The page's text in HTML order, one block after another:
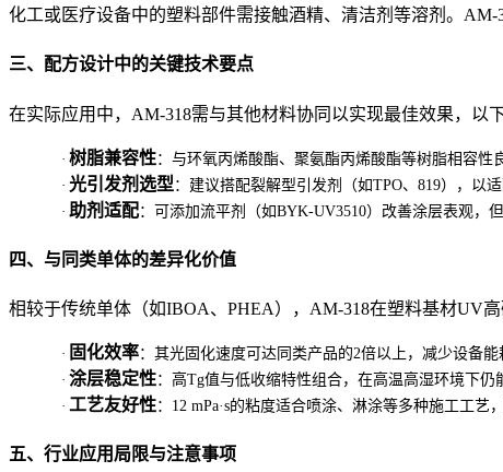
化工或医疗设备中的塑料部件需接触酒精、清洁剂等溶剂。
三、配方设计中的关键技术要点
在实际应用中，AM-318需与其他材料协同以实现最佳效果，以
· 树脂兼容性：与环氧丙烯酸酯、聚氨酯丙烯酸酯等树脂相容性
· 光引发剂选型 ：建议搭配裂解型引发剂（如TPO、819），以
· 助剂适配：可添加流平剂（如BYK-UV3510）改善涂层表观，
四、与同类单体的差异化价值
相较于传统单体（如IBOA、PHEA），AM-318在塑料基材UV高
· 固化效率：其光固化速度可达同类产品的2倍以上，减少设备能
· 涂层稳定性：高Tg值与低收缩特性组合，在高温高湿环境下仍
· 工艺友好性：12 mPa·s的粘度适合喷涂、淋涂等多种施工工艺
五、行业应用局限与注意事项